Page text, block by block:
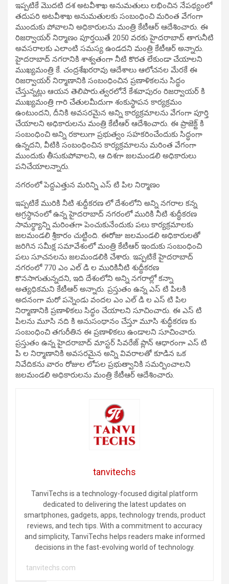
ఇప్పటికే మొదటి దశ అటవీశాఖ అనుమతులు లభించిన నేపథ్యంలో
తదుపరి అటవీశాఖ అనుమతులకు సంబంధించి మరింత వేగంగా
ముందుకు పోవాలని అధికారులను మంత్రి కేటీఆర్ ఆదేశించారు. ఈ
రిజర్వాయర్ నిర్మాణం పూర్తయితే 2050 వరకు హైదరాబాద్ తాగునీటి
అవసరాలకు ఎలాంటి సమస్య ఉండదని మంత్రి కేటీఆర్ అన్నారు.
హైదరాబాద్ నగరానికి శాశ్వతంగా నీటి కొరత లేకుండా చేయాలని
ముఖ్యమంత్రి కే. చంద్రశేఖరరావు ఆదేశాలు ఆలోచనల మేరకే ఈ
రిజర్వాయర్ నిర్మాణానికి సంబంధించిన ప్రణాళికలను సిద్ధం
చేస్తున్నట్లు ఆయన తెలిపారు.త్వరలోనే కేశవాపురం రిజర్వాయర్ కి
ముఖ్యమంత్రి గారి చేతులమీదుగా శంకుస్థాపన కార్యక్రమం
ఉంటుందని, దీనికి అవసరమైన అన్ని కార్యక్రమాలను వేగంగా పూర్తి
చేయాలని అధికారులను మంత్రి కేటీఆర్ ఆదేశించారు. ఈ ప్రాజెక్ట్ కి
సంబంధించి అన్ని రకాలుగా ప్రభుత్వం సహకరించేందుకు సిద్ధంగా
ఉన్నదని, వీటికి సంబంధించిన కార్యక్రమాలను మరింత వేగంగా
ముందుకు తీసుకుపోవాలని, ఆ దిశగా జలమండలి అధికారులు
పనిచేయాలన్నారు.
నగరంలో పెద్దఎత్తున మరిన్ని ఎస్ టి పిల నిర్మాణం
ఇప్పటికే మురికి నీటి శుద్దీకరణ లో దేశంలోని అన్ని నగరాల కన్న
అగ్రస్థానంలో ఉన్న హైదరాబాద్ నగరంలో మురికి నీటి శుద్ధీకరణ
సామర్థ్యాన్ని మరింతగా పెంచుకునేందుకు పలు కార్యక్రమాలకు
జలమండలి శ్రీకారం చుట్టింది. ఈరోజు జలమండలి అధికారులతో
జరిగిన సమీక్ష సమావేశంలో మంత్రి కేటీఆర్ ఇందుకు సంబంధించి
పలు సూచనలను జలమండలికి చేశారు. ఇప్పటికే హైదరాబాద్
నగరంలో 770 ఎం ఎల్ డి ల మురికినీటి శుద్ధీకరణ
కొనసాగుతున్నదని, ఇది దేశంలోని అన్ని నగరాల్లో కన్నా
అత్యధికమని కేటీఆర్ అన్నారు. ప్రస్తుతం ఉన్న ఎస్ టి పిలకి
అదనంగా మరో పన్నెండు వందల ఎం ఎల్ డి ల ఎస్ టి పిల
నిర్మాణానికి ప్రణాళికలు సిద్ధం చేయాలని సూచించారు. ఈ ఎస్ టి
పిలను మూసి నది కి అనుసంధానం చేస్తూ మూసి శుద్ధీకరణ కు
సంబంధించి తగురీతిన ఈ ప్రణాళికలు ఉండాలని సూచించారు.
ప్రస్తుతం ఉన్న హైదరాబాద్ మాస్టర్ సివరేజ్ ప్లాన్ ఆధారంగా ఎస్ టి
పి ల నిర్మాణానికి అవసరమైన అన్ని వివరాలతో కూడిన ఒక
నివేదికను వారం రోజుల లోపల ప్రభుత్వానికి సమర్పించాలని
జలమండలి అధికారులను మంత్రి కేటీఆర్ ఆదేశించారు.
tanvitechs
TanviTechs is a technology-focused digital platform
dedicated to delivering the latest updates on
smartphones, gadgets, apps, technology trends, product
reviews, and tech tips. With a commitment to accuracy
and simplicity, TanviTechs helps readers make informed
decisions in the fast-evolving world of technology.
tanvitechs.com